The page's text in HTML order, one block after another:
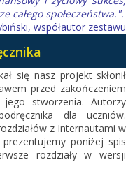
całego społeczeństwa.".
współautor zestawu
się nasz projekt skłonił
przed zakończeniem
stworzenia. Autorzy
dla uczniów.
z Internautami w
poniżej spis
rozdziały w wersji